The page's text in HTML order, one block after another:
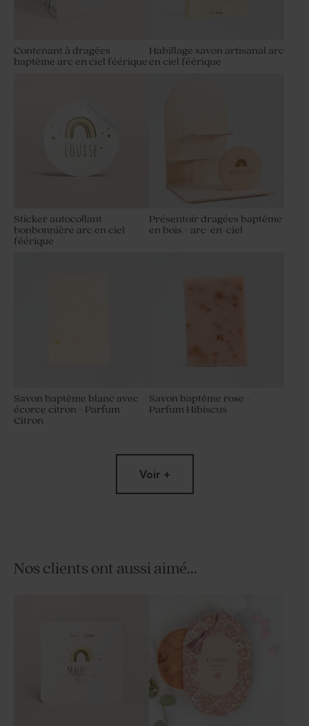
Contenant à dragées
baptême arc en ciel féérique
Habillage savon artisanal arc
en ciel féérique
Sticker autocollant
bonbonnière arc en ciel
féérique
Présentoir dragées baptême
en bois - arc-en-ciel
Savon baptême blanc avec
écorce citron - Parfum
Citron
Savon baptême rose -
Parfum Hibiscus
Voir +
Nos clients ont aussi aimé...